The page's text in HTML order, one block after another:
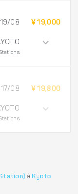
08 ¥ 19,000
17/08 ¥ 19,800
à Kyoto